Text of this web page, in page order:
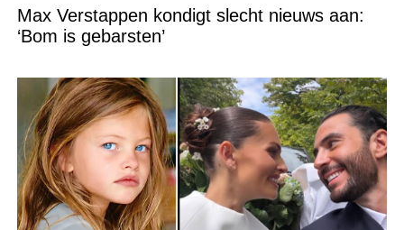
Max Verstappen kondigt slecht nieuws aan:
‘Bom is gebarsten’